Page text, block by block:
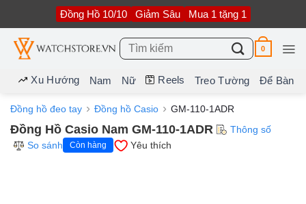
nội
dung
Đồng Hồ 10/10 Giảm Sâu Mua 1 tặng 1
Tìm
kiếm:
0
Xu Hướng Nam Nữ Reels Treo Tường Để Bàn
Đồng hồ đeo tay Đồng hồ Casio GM-110-1ADR
Đồng Hồ Casio Nam GM-110-1ADR
Thông số
So sánh
Còn hàng Yêu thích